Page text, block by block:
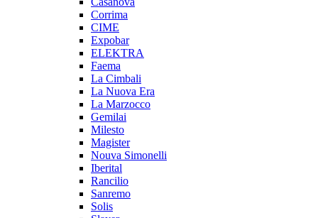
Corrima
CIME
Expobar
ELEKTRA
Faema
La Cimbali
La Nuova Era
La Marzocco
Gemilai
Milesto
Magister
Nouva Simonelli
Iberital
Rancilio
Sanremo
Solis